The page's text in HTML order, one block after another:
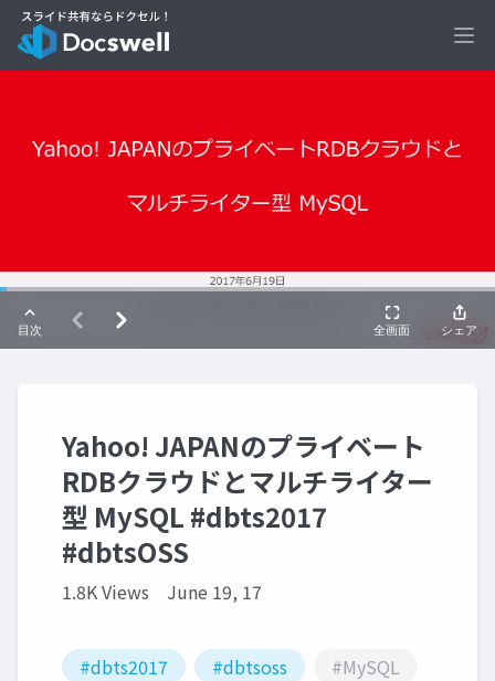
Yahoo! JAPANのプライベート
RDBクラウドとマルチライター
型 MySQL #dbts2017
#dbtsOSS
1.8K Views June 19, 17
#dbts2017 #dbtsoss
#MySQL